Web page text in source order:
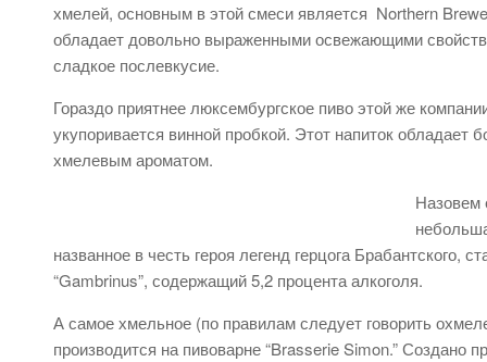
хмелей, основным в этой смеси является Northern
обладает довольно выраженными освежающими
сладкое послевкусие.
Гораздо приятнее люксембургское пиво этой же
укупоривается винной пробкой. Этот напиток
хмелевым ароматом.
Назовем
названное в честь героя легенд герцога
“Gambrinus”, содержащий 5,2 процента алкоголя.
А самое хмельное (по правилам следует говорить
производится на пивоварне “Brasserie Simon.” Создано